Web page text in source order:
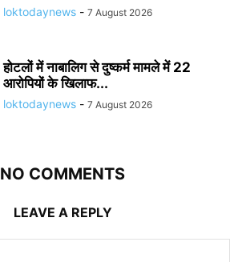
loktodaynews - 7 August 2026
होटलों में नाबालिग से दुष्कर्म मामले में 22
आरोपियों के खिलाफ...
loktodaynews - 7 August 2026
NO COMMENTS
LEAVE A REPLY